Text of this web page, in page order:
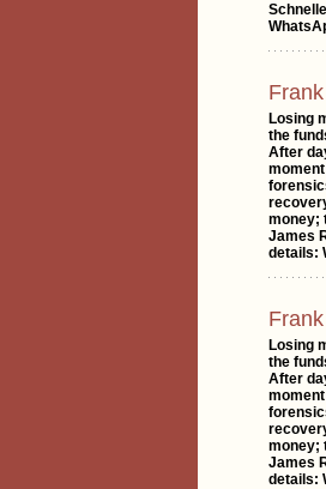
Losing
the
After
money;
James
details:
Losing
the
After
money;
James
details: